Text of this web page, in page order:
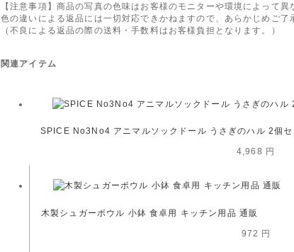
【注意事項】商品の写真の色味はお客様のモニターや環境によって異
色の違いによる返品には一切対応できかねますので、あらかじめご了
（不良による返品の際の送料・手数料はお客様負担となります。）
関連アイテム
SPICE No3No4 アニマルソックドール うさぎのハル 2個
4,968 円
木製シュガーボウル 小鉢 食卓用 キッチン用品 通販
972 円